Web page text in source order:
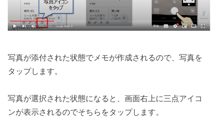
写真が添付された状態でメモが作成されるので、写真を
タップします。
写真が選択された状態になると、画面右上に三点アイコ
ンが表示されるのでそちらをタップします。